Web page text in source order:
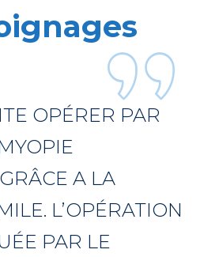
OPÉRER PAR
A LA
L’OPÉRATION
PAR LE